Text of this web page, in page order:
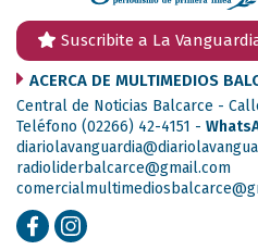
Suscribite a La
ACERCA DE MULTIMEDIOS
Central de Noticias Balcarce -
Teléfono (02266) 42-4151 -
radioliderbalcarce@gmail.com